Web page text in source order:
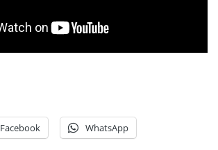
Facebook WhatsApp